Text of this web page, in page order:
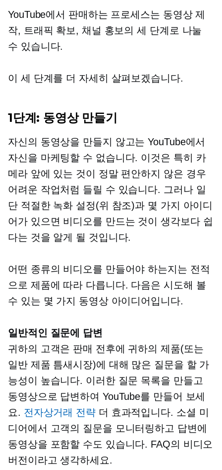
YouTube에서 판매하는 프로세스는 동영상 제
작, 트래픽 확보, 채널 홍보의 세 단계로 나눌
수 있습니다.
이 세 단계를 더 자세히 살펴보겠습니다.
1단계: 동영상 만들기
자신의 동영상을 만들지 않고는 YouTube에서
자신을 마케팅할 수 없습니다. 이것은 특히 카
메라 앞에 있는 것이 정말 편안하지 않은 경우
어려운 작업처럼 들릴 수 있습니다. 그러나 일
단 적절한 녹화 설정(위 참조)과 몇 가지 아이디
어가 있으면 비디오를 만드는 것이 생각보다 쉽
다는 것을 알게 될 것입니다.
어떤 종류의 비디오를 만들어야 하는지는 전적
으로 제품에 따라 다릅니다. 다음은 시도해 볼
수 있는 몇 가지 동영상 아이디어입니다.
일반적인 질문에 답변
귀하의 고객은 판매 전후에 귀하의 제품(또는
일반 제품 틈새시장)에 대해 많은 질문을 할 가
능성이 높습니다. 이러한 질문 목록을 만들고
동영상으로 답변하여 YouTube를 만들어 보세
요. 전자상거래 전략더 효과적입니다. 소셜 미
디어에서 고객의 질문을 모니터링하고 답변에
동영상을 포함할 수도 있습니다. FAQ의 비디오
버전이라고 생각하세요.